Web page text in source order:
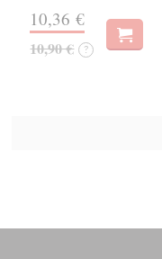
10,36 €
10,90 € ?